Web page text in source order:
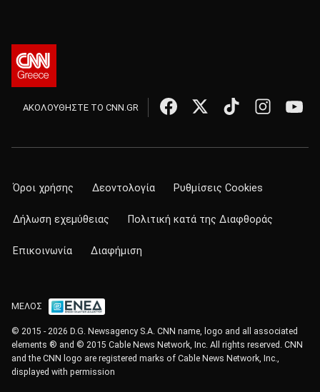
ΑΚΟΛΟΥΘΗΣΤΕ ΤΟ CNN.GR
Όροι χρήσης Δεοντολογία Ρυθμίσεις Cookies
Δήλωση εχεμύθειας Πολιτική κατά της Διαφθοράς
Επικοινωνία Διαφήμιση
ΜΕΛΟΣ
© 2015 - 2026 D.G. Newsagency S.A. CNN name, logo and all associated
elements ® and © 2015 Cable News Network, Inc. All rights reserved. CNN
and the CNN logo are registered marks of Cable News Network, Inc.,
displayed with permission